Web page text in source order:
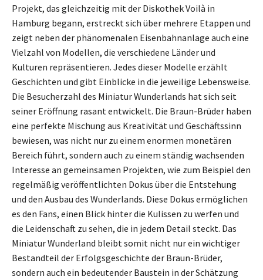
Projekt, das gleichzeitig mit der Diskothek Voilà in
Hamburg begann, erstreckt sich über mehrere Etappen und
zeigt neben der phänomenalen Eisenbahnanlage auch eine
Vielzahl von Modellen, die verschiedene Länder und
Kulturen repräsentieren. Jedes dieser Modelle erzählt
Geschichten und gibt Einblicke in die jeweilige Lebensweise.
Die Besucherzahl des Miniatur Wunderlands hat sich seit
seiner Eröffnung rasant entwickelt. Die Braun-Brüder haben
eine perfekte Mischung aus Kreativität und Geschäftssinn
bewiesen, was nicht nur zu einem enormen monetären
Bereich führt, sondern auch zu einem ständig wachsenden
Interesse an gemeinsamen Projekten, wie zum Beispiel den
regelmäßig veröffentlichten Dokus über die Entstehung
und den Ausbau des Wunderlands. Diese Dokus ermöglichen
es den Fans, einen Blick hinter die Kulissen zu werfen und
die Leidenschaft zu sehen, die in jedem Detail steckt. Das
Miniatur Wunderland bleibt somit nicht nur ein wichtiger
Bestandteil der Erfolgsgeschichte der Braun-Brüder,
sondern auch ein bedeutender Baustein in der Schätzung